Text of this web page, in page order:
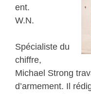
ent.
W.N.
Spécialiste du
chiffre,
Michael Strong
d’armement. Il